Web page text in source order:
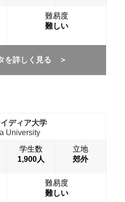
難易度
難しい
を詳しく見る ＞
ディア大学
University
学生数
1,900人
立地
郊外
難易度
難しい